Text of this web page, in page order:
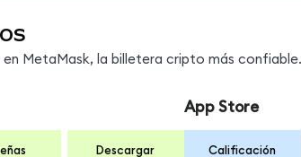
MetaMask, la billetera cripto más confiable.
Descargar
App Store
Calificación